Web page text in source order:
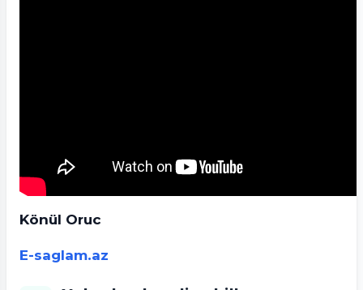
Könül Oruc
E-saglam.az